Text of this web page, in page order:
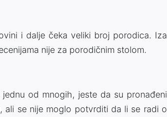
i dalje čeka veliki broj porodica. Iza
nije za porodičnim stolom.
od mnogih, jeste da su pronađeni
ali se nije moglo potvrditi da li se radi o